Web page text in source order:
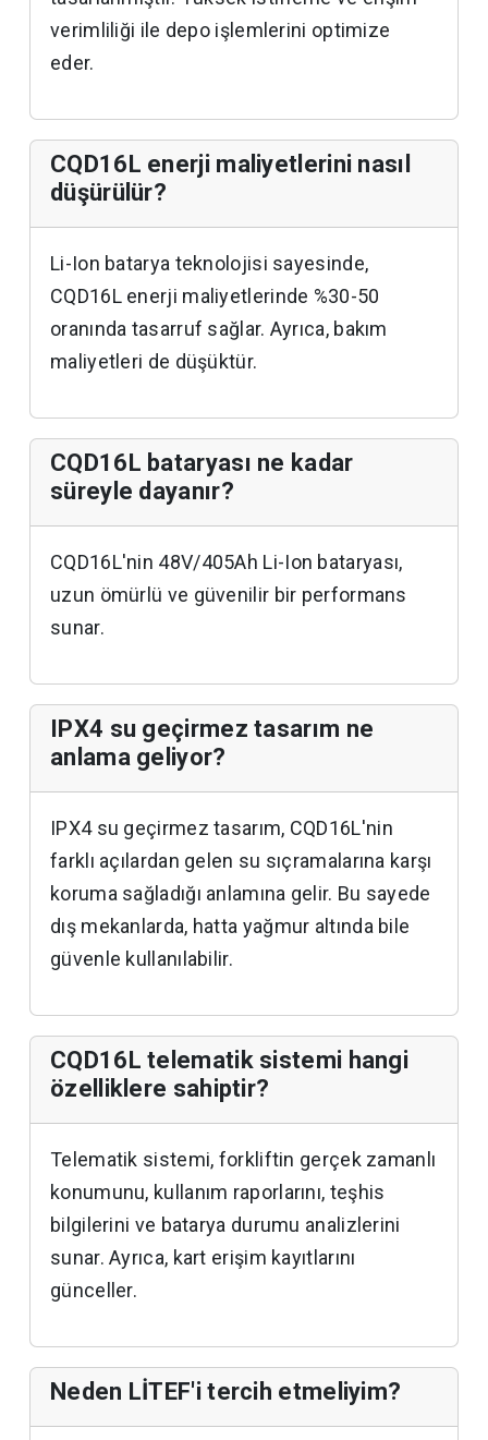
verimliliği ile depo işlemlerini optimize
eder.
CQD16L enerji maliyetlerini nasıl
düşürülür?
Li-Ion batarya teknolojisi sayesinde,
CQD16L enerji maliyetlerinde %30-50
oranında tasarruf sağlar. Ayrıca, bakım
maliyetleri de düşüktür.
CQD16L bataryası ne kadar
süreyle dayanır?
CQD16L'nin 48V/405Ah Li-Ion bataryası,
uzun ömürlü ve güvenilir bir performans
sunar.
IPX4 su geçirmez tasarım ne
anlama geliyor?
IPX4 su geçirmez tasarım, CQD16L'nin
farklı açılardan gelen su sıçramalarına karşı
koruma sağladığı anlamına gelir. Bu sayede
dış mekanlarda, hatta yağmur altında bile
güvenle kullanılabilir.
CQD16L telematik sistemi hangi
özelliklere sahiptir?
Telematik sistemi, forkliftin gerçek zamanlı
konumunu, kullanım raporlarını, teşhis
bilgilerini ve batarya durumu analizlerini
sunar. Ayrıca, kart erişim kayıtlarını
günceller.
Neden LİTEF'i tercih etmeliyim?